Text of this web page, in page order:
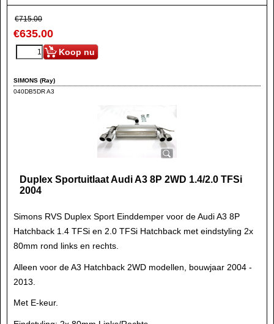
€715.00
€635.00
Koop nu
SIMONS (Ray)
040DB5DR A3
Duplex Sportuitlaat Audi A3 8P 2WD 1.4/2.0 TFSi
2004
Simons RVS Duplex Sport Einddemper voor de Audi A3 8P
Hatchback 1.4 TFSi en 2.0 TFSi Hatchback met eindstyling 2x
80mm rond links en rechts.
Alleen voor de A3 Hatchback 2WD modellen, bouwjaar 2004 -
2013.
Met E-keur.